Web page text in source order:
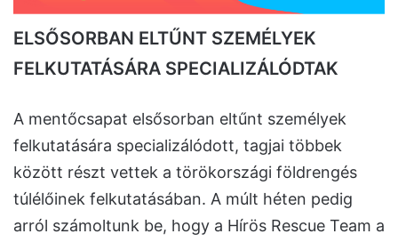
ELSŐSORBAN ELTŰNT SZEMÉLYEK
FELKUTATÁSÁRA SPECIALIZÁLÓDTAK
A mentőcsapat elsősorban eltűnt személyek
felkutatására specializálódott, tagjai többek
között részt vettek a törökországi földrengés
túlélőinek felkutatásában. A múlt héten pedig
arról számoltunk be, hogy a Hírös Rescue Team a